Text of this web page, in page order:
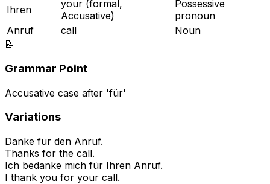
Ihren
your (formal,
Accusative)
Possessive
pronoun
Anruf
call
Noun
📝
Grammar Point
Accusative case after 'für'
Variations
Danke für den Anruf.
Thanks for the call.
Ich bedanke mich für Ihren Anruf.
I thank you for your call.